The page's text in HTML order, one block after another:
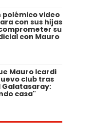
polémico video
con sus hijas
su
con Mauro
Mauro Icardi
club tras
Galatasaray:
casa"